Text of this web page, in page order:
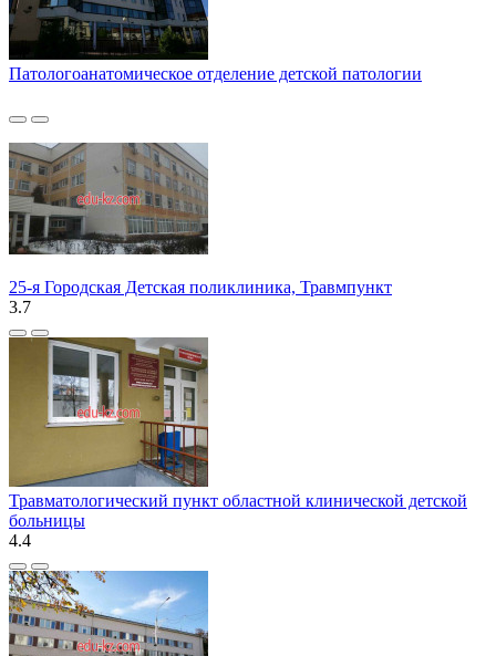
Патологоанатомическое отделение детской патологии
25-я Городская Детская поликлиника, Травмпункт
3.7
Травматологический пункт областной клинической детской
больницы
4.4